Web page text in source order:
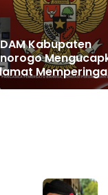
Kabupaten
Lahir Pancasila 1